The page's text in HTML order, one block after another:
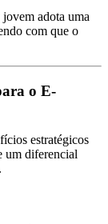
adota uma
com que o
o E-
estratégicos
um diferencial